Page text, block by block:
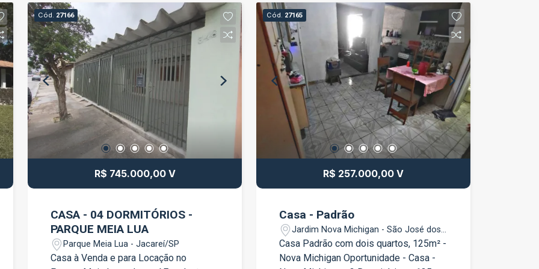
Móveis planejados em 2 dormitórios e
na cozinha - Infraestrutura para ar-
condicionado - Automação com Alexa
inclusa - Acabamentos modernos
Condomínio Wonder com lazer
completo para toda a família!
escolas, shoppings, supermercados,
lojas de conveniência, além de ter fácil
acesso às principais vias de acesso da
cidade. Conheça as características
deste lindo apartamento: - 58,3m² - Sol
da manhã - 2 Dormitórios sendo 1 suíte
com sacada - 1 sacada Gourmet (com
Marcenaria) - As duas sacadas são
fechadas com blindex - Sala - Cozinha
Planejada - 1 Banheiro - Área de
serviço - 01 Vaga de garagem subsolo
Condomínio: Portaria 24h Salão de
Festas Coworking Pet care Playground
Jogos Sauna Rooftop com Piscina e
Churrasqueira (vista maravilhosa do alto
do prédio) Que tal agendar uma visita e
conhecer este imóvel hoje mesmo?
Cód. 27166
R$ 745.000,00 V
CASA - 04 DORMITÓRIOS -
PARQUE MEIA LUA
Parque Meia Lua - Jacareí/SP
Casa à Venda e para Locação no
Cód. 27165
R$ 257.000,00 V
Casa - Padrão
Jardim Nova Michigan - São José dos
Campos/SP
Casa Padrão com dois quartos, 125m² -
Nova Michigan Oportunidade - Casa -